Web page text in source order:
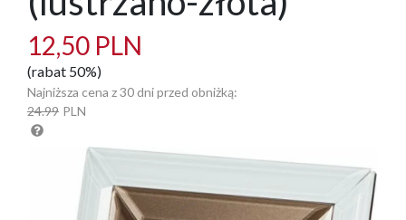
12,50 PLN
(rabat 50%)
Najniższa cena z 30 dni przed obniżką:
24.99 PLN